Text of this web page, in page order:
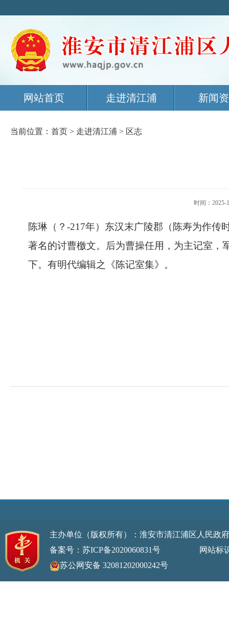
网站首页 走进清江浦 新闻
当前位置： 首页 > 走进清江浦 > 区志
时间：
陈琳（？ -217年）东汉末广陵郡（陈寿为作传
著名的讨曹檄文。后为曹操任用，为主记室，
下。有明代编辑之《陈记室集》。
主办单位（版权所有）：淮安市清江浦区人民
备案号：苏ICP备2020060831号
网站标识码
苏公网安备 32081202000242号